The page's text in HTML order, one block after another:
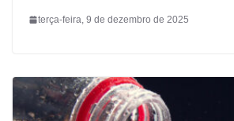
terça-feira, 9 de dezembro de 2025